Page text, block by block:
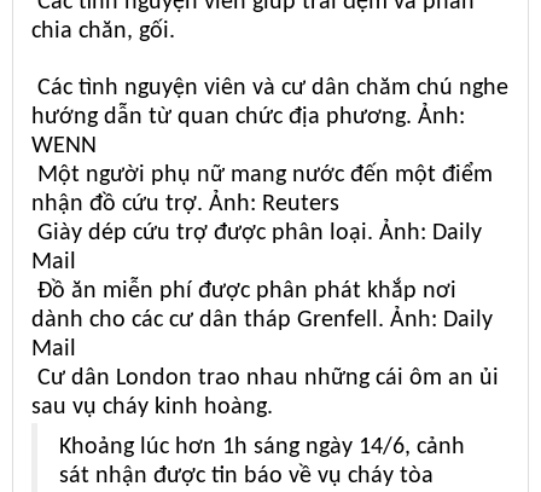
chia chăn, gối.
Các tình nguyện viên và cư dân chăm chú nghe
hướng dẫn từ quan chức địa phương. Ảnh:
WENN
Một người phụ nữ mang nước đến một điểm
nhận đồ cứu trợ. Ảnh: Reuters
Giày dép cứu trợ được phân loại. Ảnh: Daily
Mail
Đồ ăn miễn phí được phân phát khắp nơi
dành cho các cư dân tháp Grenfell. Ảnh: Daily
Mail
Cư dân London trao nhau những cái ôm an ủi
sau vụ cháy kinh hoàng.
Khoảng lúc hơn 1h sáng ngày 14/6, cảnh
sát nhận được tin báo về vụ cháy tòa